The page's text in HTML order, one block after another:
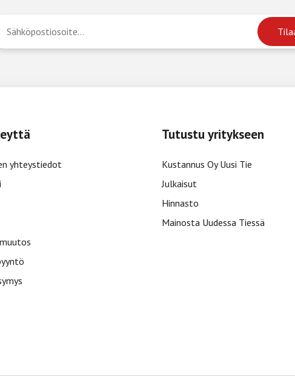
yhteystiedot
Tutustu yritykseen
Kustannus Oy Uusi Tie
Julkaisut
Hinnasto
Mainosta Uudessa Tiessä